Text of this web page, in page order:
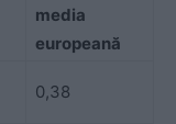
media
europeană
0,38